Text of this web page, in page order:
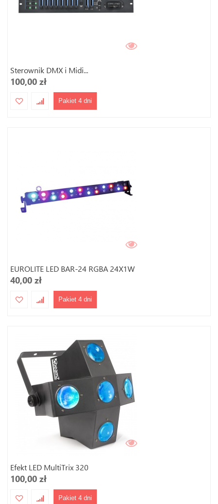
Sterownik DMX i Midi...
100,00 zł
Pakiet 4 dni
EUROLITE LED BAR-24 RGBA 24X1W
40,00 zł
Pakiet 4 dni
Efekt LED MultiTrix 320
100,00 zł
Pakiet 4 dni